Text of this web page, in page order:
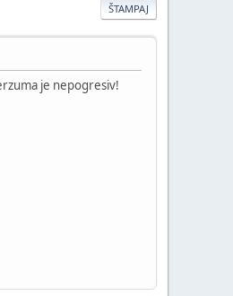
ŠTAMPAJ
je nepogresiv!